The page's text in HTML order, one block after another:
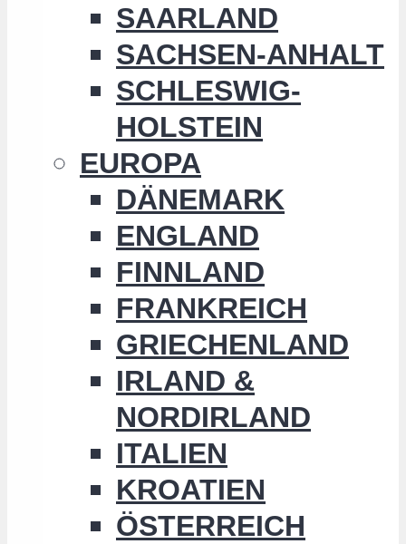
SAARLAND
SACHSEN-ANHALT
SCHLESWIG-
HOLSTEIN
EUROPA
DÄNEMARK
ENGLAND
FINNLAND
FRANKREICH
GRIECHENLAND
IRLAND &
NORDIRLAND
ITALIEN
KROATIEN
ÖSTERREICH